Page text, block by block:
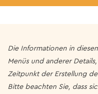
Die Informationen in
Menüs und anderer
Zeitpunkt der Erstellung
Bitte beachten Sie, dass